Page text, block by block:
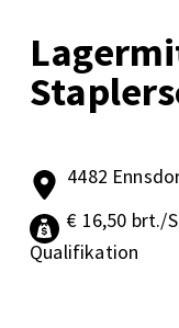
4482
€ 16,50 brt./
Qualifikation